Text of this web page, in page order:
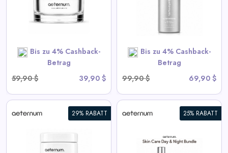
Bis zu 4% Cashback-
Betrag
59,90 $
39,90 $
Bis zu 4% Cashback-
Betrag
99,90 $
69,90 $
View All Aeternum Deals
SHOP NOW
29% RABATT 25% RABATT
Nachtbundle